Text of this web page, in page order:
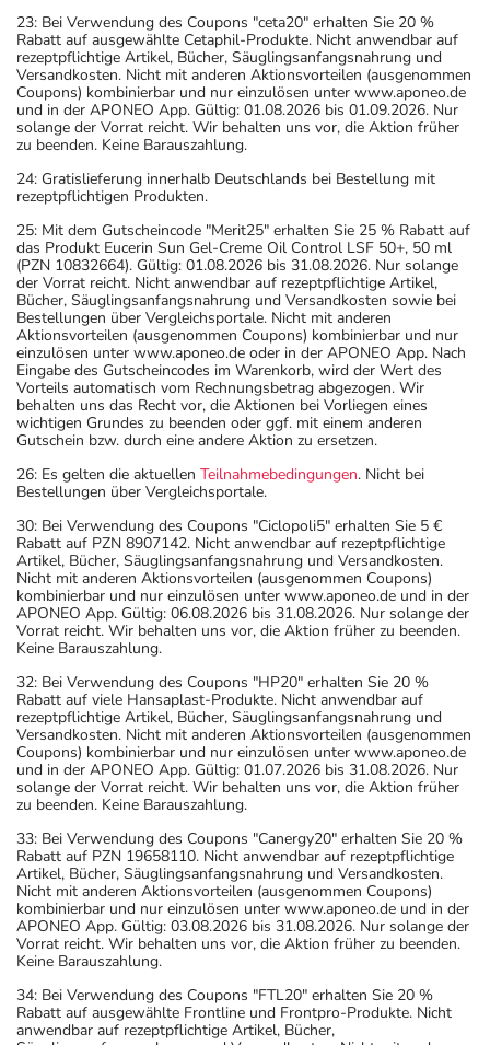
23: Bei Verwendung des Coupons "ceta20" erhalten Sie 20 %
Rabatt auf ausgewählte Cetaphil-Produkte. Nicht anwendbar auf
rezeptpflichtige Artikel, Bücher, Säuglingsanfangsnahrung und
Versandkosten. Nicht mit anderen Aktionsvorteilen (ausgenommen
Coupons) kombinierbar und nur einzulösen unter www.aponeo.de
und in der APONEO App. Gültig: 01.08.2026 bis 01.09.2026. Nur
solange der Vorrat reicht. Wir behalten uns vor, die Aktion früher
zu beenden. Keine Barauszahlung.
24: Gratislieferung innerhalb Deutschlands bei Bestellung mit
rezeptpflichtigen Produkten.
25: Mit dem Gutscheincode "Merit25" erhalten Sie 25 % Rabatt auf
das Produkt Eucerin Sun Gel-Creme Oil Control LSF 50+, 50 ml
(PZN 10832664). Gültig: 01.08.2026 bis 31.08.2026. Nur solange
der Vorrat reicht. Nicht anwendbar auf rezeptpflichtige Artikel,
Bücher, Säuglingsanfangsnahrung und Versandkosten sowie bei
Bestellungen über Vergleichsportale. Nicht mit anderen
Aktionsvorteilen (ausgenommen Coupons) kombinierbar und nur
einzulösen unter www.aponeo.de oder in der APONEO App. Nach
Eingabe des Gutscheincodes im Warenkorb, wird der Wert des
Vorteils automatisch vom Rechnungsbetrag abgezogen. Wir
behalten uns das Recht vor, die Aktionen bei Vorliegen eines
wichtigen Grundes zu beenden oder ggf. mit einem anderen
Gutschein bzw. durch eine andere Aktion zu ersetzen.
26: Es gelten die aktuellen Teilnahmebedingungen. Nicht bei
Bestellungen über Vergleichsportale.
30: Bei Verwendung des Coupons "Ciclopoli5" erhalten Sie 5 €
Rabatt auf PZN 8907142. Nicht anwendbar auf rezeptpflichtige
Artikel, Bücher, Säuglingsanfangsnahrung und Versandkosten.
Nicht mit anderen Aktionsvorteilen (ausgenommen Coupons)
kombinierbar und nur einzulösen unter www.aponeo.de und in der
APONEO App. Gültig: 06.08.2026 bis 31.08.2026. Nur solange der
Vorrat reicht. Wir behalten uns vor, die Aktion früher zu beenden.
Keine Barauszahlung.
32: Bei Verwendung des Coupons "HP20" erhalten Sie 20 %
Rabatt auf viele Hansaplast-Produkte. Nicht anwendbar auf
rezeptpflichtige Artikel, Bücher, Säuglingsanfangsnahrung und
Versandkosten. Nicht mit anderen Aktionsvorteilen (ausgenommen
Coupons) kombinierbar und nur einzulösen unter www.aponeo.de
und in der APONEO App. Gültig: 01.07.2026 bis 31.08.2026. Nur
solange der Vorrat reicht. Wir behalten uns vor, die Aktion früher
zu beenden. Keine Barauszahlung.
33: Bei Verwendung des Coupons "Canergy20" erhalten Sie 20 %
Rabatt auf PZN 19658110. Nicht anwendbar auf rezeptpflichtige
Artikel, Bücher, Säuglingsanfangsnahrung und Versandkosten.
Nicht mit anderen Aktionsvorteilen (ausgenommen Coupons)
kombinierbar und nur einzulösen unter www.aponeo.de und in der
APONEO App. Gültig: 03.08.2026 bis 31.08.2026. Nur solange der
Vorrat reicht. Wir behalten uns vor, die Aktion früher zu beenden.
Keine Barauszahlung.
34: Bei Verwendung des Coupons "FTL20" erhalten Sie 20 %
Rabatt auf ausgewählte Frontline und Frontpro-Produkte. Nicht
anwendbar auf rezeptpflichtige Artikel, Bücher,